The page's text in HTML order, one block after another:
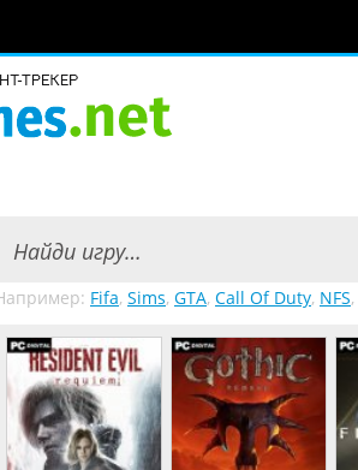
Fifa, Sims, GTA, Call Of Duty, NFS,